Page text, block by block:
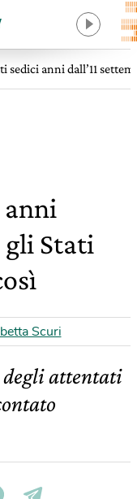
sedici anni dall’11
anni
gli Stati
Scuri
degli attentati